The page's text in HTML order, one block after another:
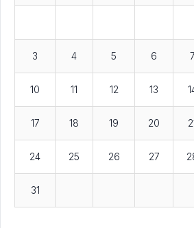
3 4 5 6 7
10 11 12 13
17 18 19 20
24 25 26 27
31